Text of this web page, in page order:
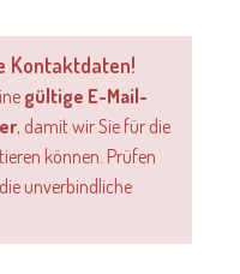
Kontaktdaten!
gültige E-Mail-
, damit wir Sie für die
können. Prüfen
unverbindliche